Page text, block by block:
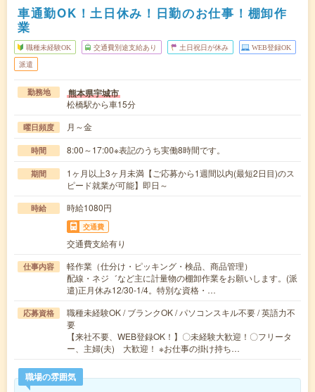
車通勤OK！土日休み！日勤のお仕事！棚卸作
業
職種未経験OK 交通費別途支給あり 土日祝日が休み WEB登録OK
派遣
勤務地 熊本県宇城市
松橋駅から車15分
曜日頻度 月～金
時間 8:00～17:00※表記のうち実働8時間です。
期間
1ヶ月以上3ヶ月未満【ご応募から1週間以内(最短2日目)のス
ピード就業が可能】即日～
時給 時給1080円
交通費
交通費支給有り
仕事内容
軽作業（仕分け・ピッキング・検品、商品管理）
配線・ネジ゛など主に計量物の棚卸作業をお願いします。(派
遣)正月休み12/30-1/4。特別な資格・…
応募資格
職種未経験OK / ブランクOK / パソコンスキル不要 / 英語力不
要
【来社不要、WEB登録OK！】〇未経験大歓迎！〇フリータ
ー、主婦(夫) 大歓迎！ ※お仕事の掛け持ち…
職場の雰囲気